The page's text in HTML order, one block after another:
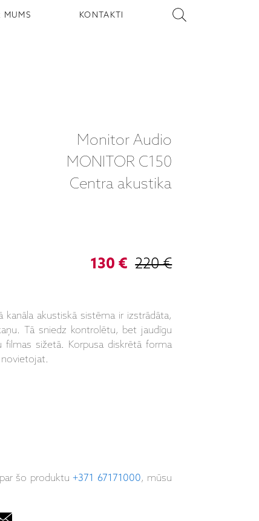
MUMS KONTAKTI
Monitor Audio
MONITOR C150
Centra akustika
130 € 220 €
akustiskā sistēma ir izstrādāta,
Tā sniedz kontrolētu, bet jaudīgu
sižetā. Korpusa diskrētā forma
novietojat.
šo produktu+371 67171000, mūsu